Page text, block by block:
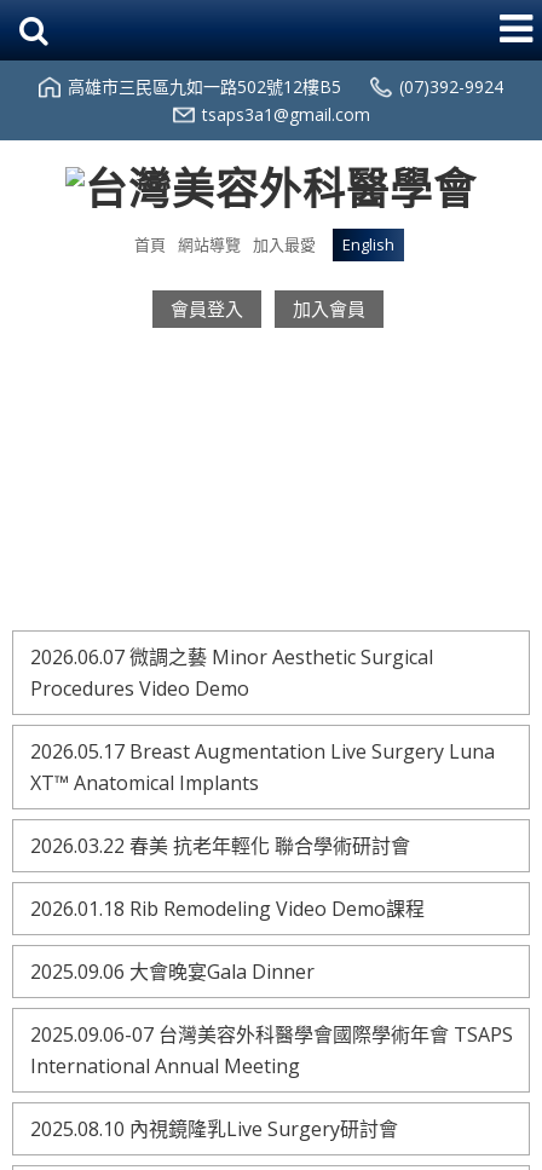
高雄市三民區九如一路502號12樓B5
(07)392-9924
tsaps3a1@gmail.com
首頁 網站導覽 加入最愛 English
會員登入 加入會員
2026.06.07 微調之藝 Minor Aesthetic Surgical
Procedures Video Demo
2026.05.17 Breast Augmentation Live Surgery Luna
XT™ Anatomical Implants
2026.03.22 春美 抗老年輕化 聯合學術研討會
2026.01.18 Rib Remodeling Video Demo課程
2025.09.06 大會晚宴Gala Dinner
2025.09.06-07 台灣美容外科醫學會國際學術年會 TSAPS
International Annual Meeting
2025.08.10 內視鏡隆乳Live Surgery研討會